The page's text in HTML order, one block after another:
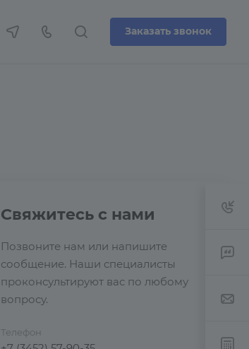
Заказать звонок
Свяжитесь с нами
Позвоните нам или напишите
сообщение. Наши специалисты
проконсультируют вас по любому
вопросу.
Телефон